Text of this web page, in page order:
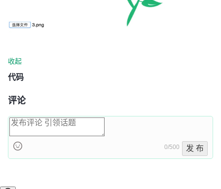
收起
代码
评论
0/500 发 布